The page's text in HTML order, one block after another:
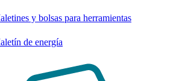
y bolsas para herramientas
de energía